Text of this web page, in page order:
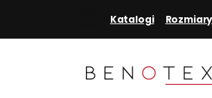
Katalogi Rozmiary